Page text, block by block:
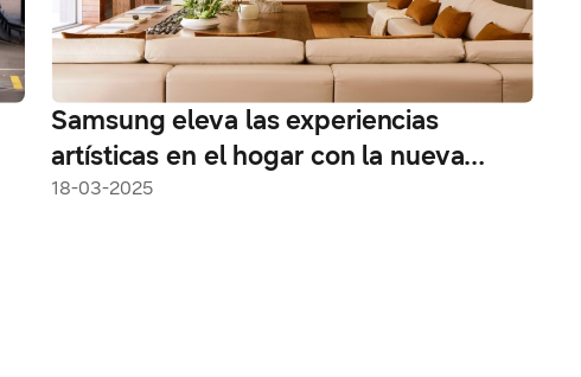
Samsung eleva las experiencias
artísticas en el hogar con la nueva
colección de Art Basel Hong Kong
18-03-2025